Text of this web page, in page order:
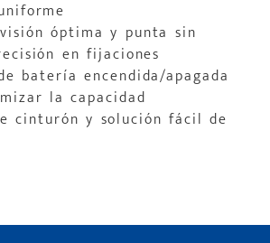
óptima y punta sin
en fijaciones
batería encendida/apagada
la capacidad
cinturón y solución fácil de